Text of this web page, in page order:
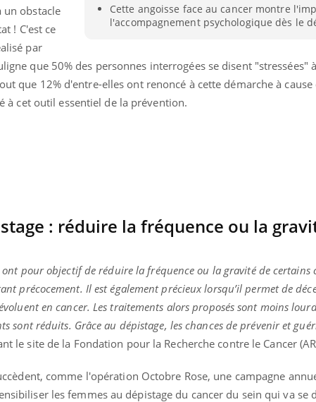
Cette angoisse face au cancer montre
l'accompagnement psychologique dès le
un obstacle
! C'est ce
par
que 50% des personnes interrogées se disent "stressées"
que 12% d'entre-elles ont renoncé à cette démarche à
à cet outil essentiel de la prévention.
: réduire la fréquence ou la
pour objectif de réduire la fréquence ou la gravité de certains
précocement. Il est également précieux lorsqu’il permet de
en cancer. Les traitements alors proposés sont moins
sont réduits. Grâce au dépistage, les chances de prévenir et
le site de la Fondation pour la Recherche contre le Cancer
comme l'opération Octobre Rose, une campagne
les femmes au dépistage du cancer du sein qui va se
2
Youtube
Eczéma Chronique des Mains : se
préparer pour l’été ! Youtube
L'été arrive… et avec lui, un tout nouveau
rythme de vie ! Vacances, plage, piscine,
soleil, activités en plein air… Nos mains
Youtube
Diabète &
Le Ramadan
nombreuses
diabète, c'est